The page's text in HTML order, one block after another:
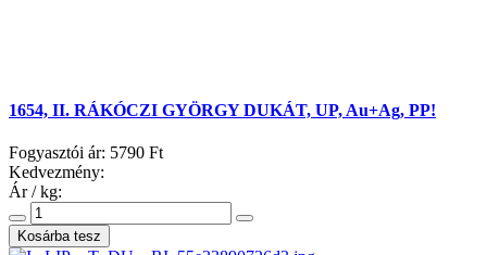
1654, II. RÁKÓCZI GYÖRGY DUKÁT, UP, Au+Ag, PP!
Fogyasztói ár: 5790 Ft
Kedvezmény:
Ár / kg: